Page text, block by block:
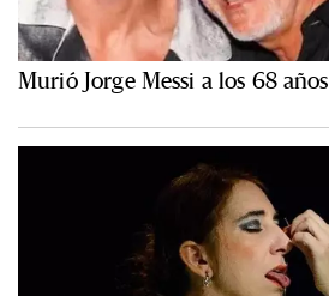
Murió Jorge Messi a los 68 años